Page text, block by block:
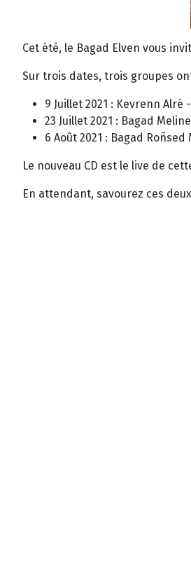
Cet été, le Bagad Elven vous
Sur trois dates, trois groupes
9 Juillet 2021 : Kevrenn Alré
23 Juillet 2021 : Bagad
6 Août 2021 : Bagad
Le nouveau CD est le live de
En attendant, savourez ces